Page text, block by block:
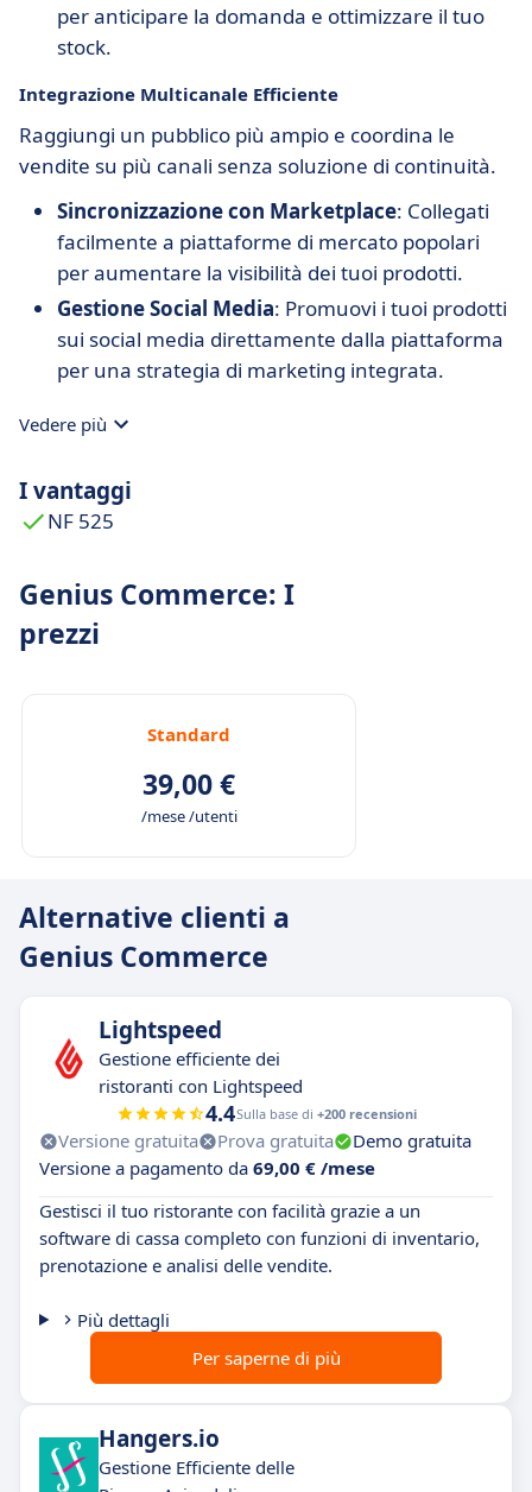
per anticipare la domanda e ottimizzare il tuo
stock.
Integrazione Multicanale Efficiente
Raggiungi un pubblico più ampio e coordina le
vendite su più canali senza soluzione di continuità.
Sincronizzazione con Marketplace: Collegati
facilmente a piattaforme di mercato popolari
per aumentare la visibilità dei tuoi prodotti.
Gestione Social Media: Promuovi i tuoi prodotti
sui social media direttamente dalla piattaforma
per una strategia di marketing integrata.
Vedere più
I vantaggi
NF 525
Genius Commerce: I
prezzi
Standard
39,00 €
/mese /utenti
Alternative clienti a
Genius Commerce
Lightspeed
Gestione efficiente dei
ristoranti con Lightspeed
4.4Sulla base di +200 recensioni
Versione gratuita Prova gratuita
Demo gratuita
Versione a pagamento da 69,00 € /mese
Gestisci il tuo ristorante con facilità grazie a un
software di cassa completo con funzioni di inventario,
prenotazione e analisi delle vendite.
Più dettagli
Per saperne di più
Hangers.io
Gestione Efficiente delle